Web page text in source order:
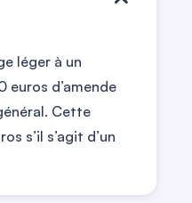
léger à un
euros d’amende
Cette
s’il s’agit d’un